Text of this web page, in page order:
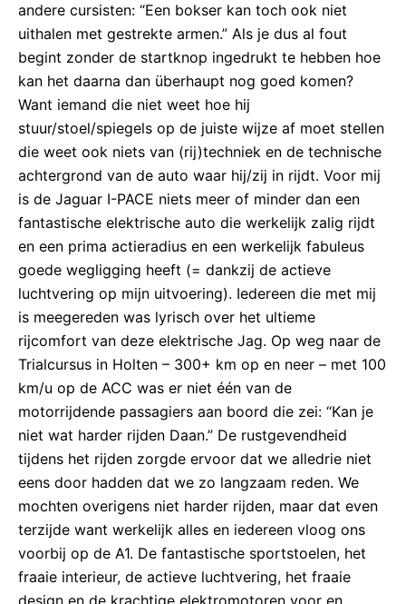
andere cursisten: “Een bokser kan toch ook niet
uithalen met gestrekte armen.” Als je dus al fout
begint zonder de startknop ingedrukt te hebben hoe
kan het daarna dan überhaupt nog goed komen?
Want iemand die niet weet hoe hij
stuur/stoel/spiegels op de juiste wijze af moet stellen
die weet ook niets van (rij)techniek en de technische
achtergrond van de auto waar hij/zij in rijdt. Voor mij
is de Jaguar I-PACE niets meer of minder dan een
fantastische elektrische auto die werkelijk zalig rijdt
en een prima actieradius en een werkelijk fabuleus
goede wegligging heeft (= dankzij de actieve
luchtvering op mijn uitvoering). Iedereen die met mij
is meegereden was lyrisch over het ultieme
rijcomfort van deze elektrische Jag. Op weg naar de
Trialcursus in Holten – 300+ km op en neer – met 100
km/u op de ACC was er niet één van de
motorrijdende passagiers aan boord die zei: “Kan je
niet wat harder rijden Daan.” De rustgevendheid
tijdens het rijden zorgde ervoor dat we alledrie niet
eens door hadden dat we zo langzaam reden. We
mochten overigens niet harder rijden, maar dat even
terzijde want werkelijk alles en iedereen vloog ons
voorbij op de A1. De fantastische sportstoelen, het
fraaie interieur, de actieve luchtvering, het fraaie